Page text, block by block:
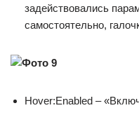
задействовались
самостоятельно,
Hover:Enabled –